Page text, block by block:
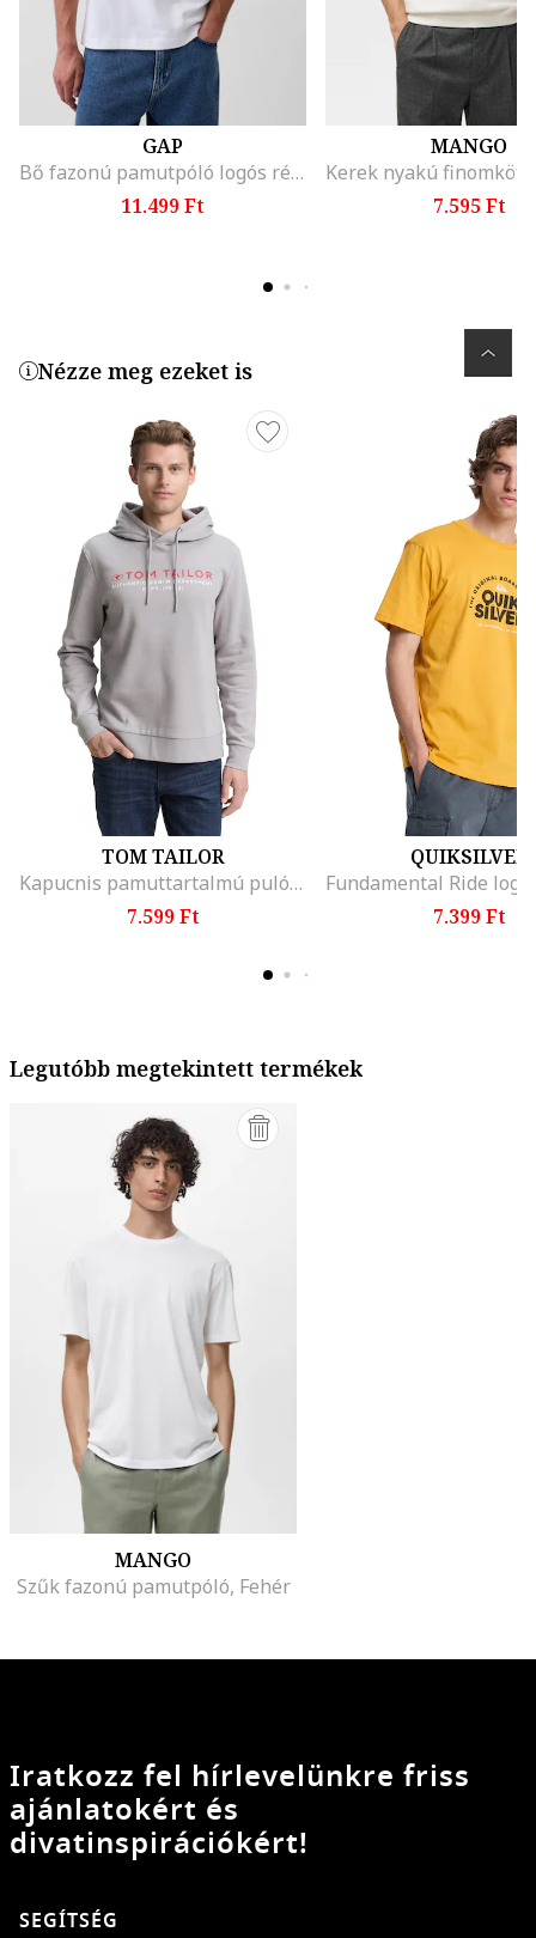
GAP
Bő fazonú pamutpóló logós részlettel, Fehér,
11.499 Ft
MANGO
7.595 Ft
Nézze meg ezeket is
TOM TAILOR
Kapucnis pamuttartalmú pulóver logómintával, Melange szürke
7.599 Ft
QUIKSILVER
7.399 Ft
Legutóbb megtekintett termékek
MANGO
Szűk fazonú pamutpóló, Fehér
Iratkozz fel hírlevelünkre friss
ajánlatokért és
divatinspirációkért!
SEGÍTSÉG